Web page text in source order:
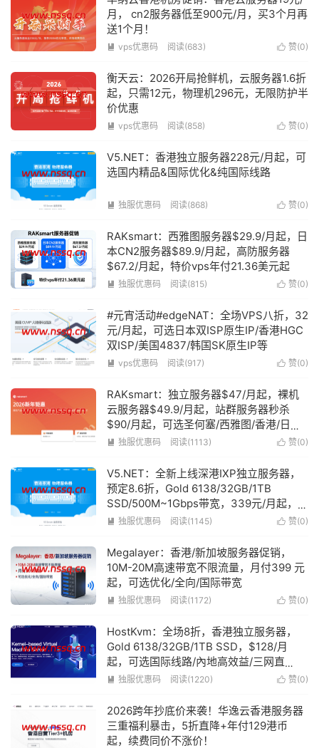
月， cn2服务器低至900元/月，买3个月再
送1个月！
 赞(0)
 vps优惠码 阅读(683)
衡天云：2026开局抢鲜机，云服务器1.6折
起，只需12元，物理机296元，无限防护半
价优惠
 赞(0)
 vps优惠码 阅读(858)
V5.NET：香港独立服务器228元/月起，可
选国内精品&国际优化&纯国际线路
 赞(0)
 独服优惠码 阅读(868)
RAKsmart：西雅图服务器$29.9/月起，日
本CN2服务器$89.9/月起，高防服务器
$67.2/月起，特价vps年付21.36美元起
 赞(0)
 独服优惠码 阅读(815)
#元宵活动#edgeNAT：全场VPS八折，32
元/月起，可选日本双ISP原生IP/香港HGC
双ISP/美国4837/韩国SK原生IP等
 赞(0)
 vps优惠码 阅读(917)
RAKsmart：独立服务器$47/月起，裸机
云服务器$49.9/月起，站群服务器秒杀
$90/月起，可选圣何塞/西雅图/香港/日本
等机房
 赞(0)
 独服优惠码 阅读(1113)
V5.NET：全新上线深港IXP独立服务器，
预定8.6折，Gold 6138/32GB/1TB
SSD/500M~1Gbps带宽，339元/月起，可
选优化/国际线路
 赞(0)
 独服优惠码 阅读(1145)
Megalayer：香港/新加坡服务器促销，
10M-20M高速带宽不限流量，月付399 元
起，可选优化/全向/国际带宽
 赞(0)
 独服优惠码 阅读(1172)
HostKvm：全场8折，香港独立服务器，
Gold 6138/32GB/1TB SSD，$128/月
起，可选国际线路/內地高效益/三网直
连/CNIX接驳
 赞(0)
 独服优惠码 阅读(1220)
2026跨年抄底价来袭！华逸云香港服务器
三重福利暴击，5折直降+年付129港币
起，续费同价不涨价！